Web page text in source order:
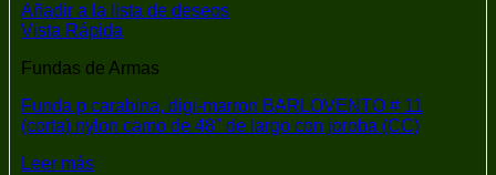
Añadir a la lista de deseos
Vista Rápida
Fundas de Armas
Funda p carabina, digi-marron BARLOVENTO # 11
(corta) nylon camo de 48″ de largo con joroba (CC)
Leer más